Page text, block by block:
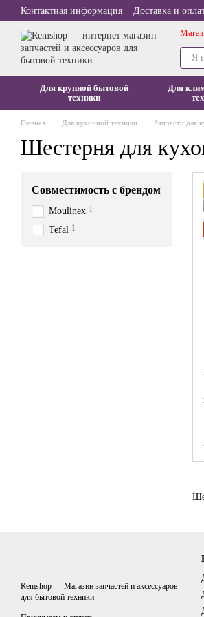
Перейти к основному контенту
Контактная информация Доставка и
Для крупной бытовой
техники
Для
Главная Для кухонной техники Запчасти для
Шестерня для
Совместимость с брендом
Moulinex 1
Tefal 1
Remshop — Магазин запчастей и аксессуаров
для бытовой техники